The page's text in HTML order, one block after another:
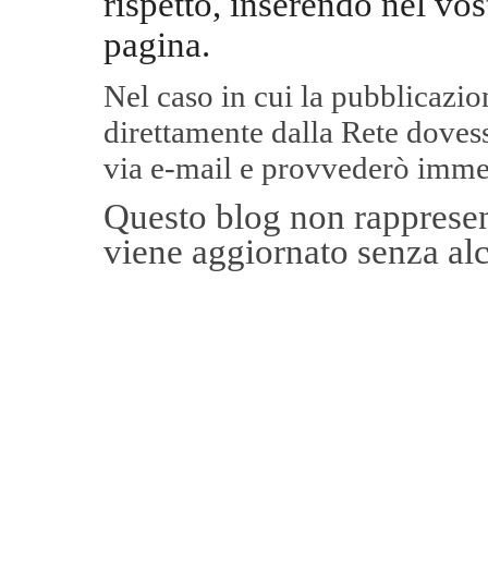
pagina.
Nel caso in cui la
direttamente dalla Rete
via e-mail e provvederò
Questo blog non
viene aggiornato senza